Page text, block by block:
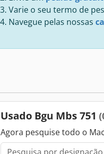
Varie o seu termo de
Navegue pelas nossas
Usado Bgu Mbs 751
Agora pesquise todo o